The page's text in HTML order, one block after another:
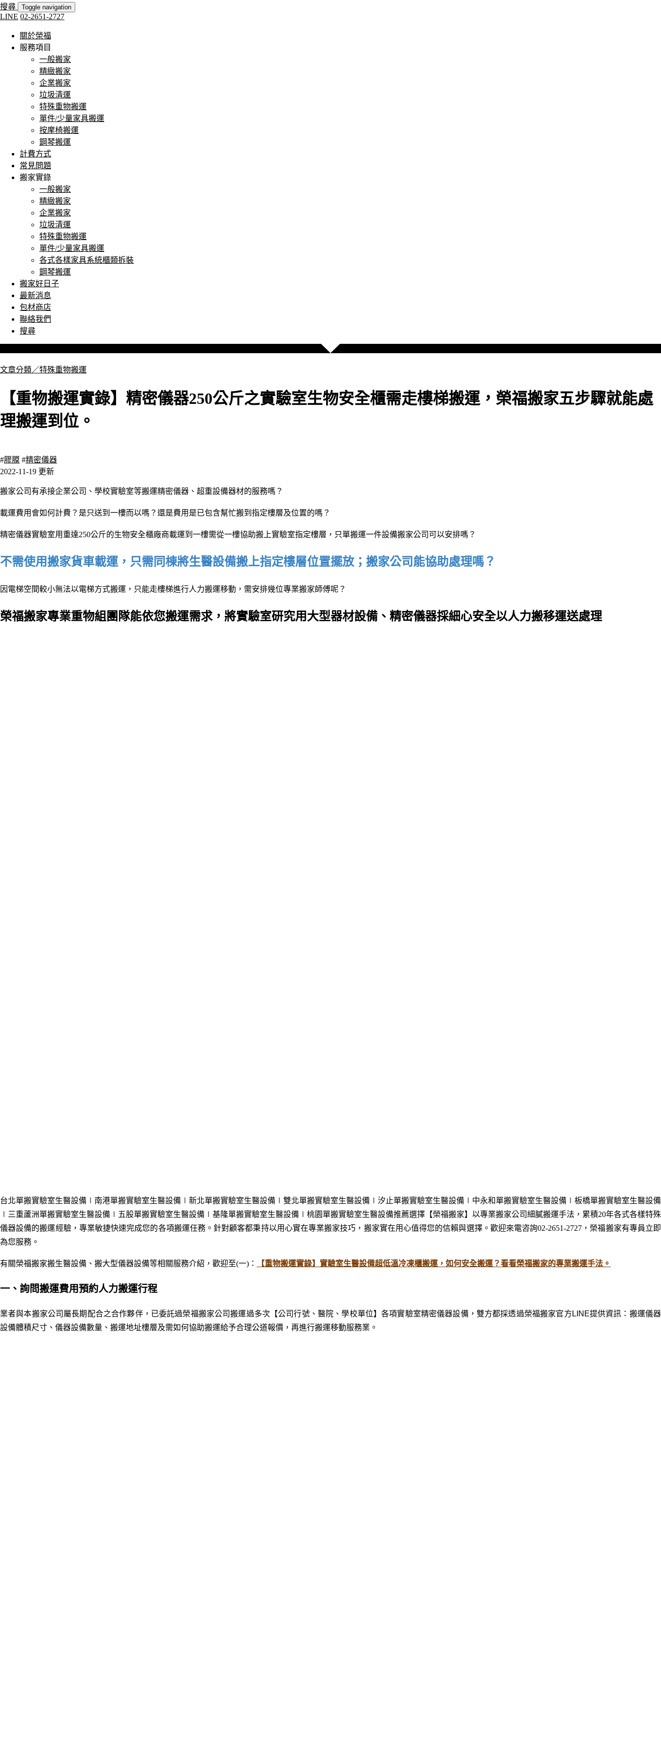
搜尋 Toggle navigation
LINE 02-2651-2727
關於榮福
服務項目
一般搬家
精緻搬家
企業搬家
垃圾清運
特殊重物搬運
單件/少量家具搬運
按摩椅搬運
鋼琴搬運
計費方式
常見問題
搬家實錄
一般搬家
精緻搬家
企業搬家
垃圾清運
特殊重物搬運
單件/少量家具搬運
各式各樣家具系統櫃類拆裝
鋼琴搬運
搬家好日子
最新消息
包材商店
聯絡我們
搜尋
文章分類／特殊重物搬運
【重物搬運實錄】精密儀器250公斤之實驗室生物安全櫃需走樓梯搬運，榮福搬家五步驟就能處
理搬運到位。
#膠膜 #精密儀器
2022-11-19 更新
搬家公司有承接企業公司、學校實驗室等搬運精密儀器、超重設備器材的服務嗎 ？
載運費用會如何計費 ？是只送到一樓而以嗎 ？還是費用是已包含幫忙搬到指定樓層及位置的嗎 ？
精密儀器實驗室用重達250公斤的生物安全櫃廠商載運到一樓需從一樓協助搬上實驗室指定樓層，只單搬運一件設備搬家公司可以安排嗎 ？
不需使用搬家貨車載運，只需同棟將生醫設備搬上指定樓層位置擺放；搬家公司能協助處理嗎 ？
因電梯空間較小無法以電梯方式搬運，只能走樓梯進行人力搬運移動，需安排幾位專業搬家師傅呢 ？
榮福搬家專業重物組團隊能依您搬運需求，將實驗室研究用大型器材設備、精密儀器採細心安全以人力搬移運送處理
台北單搬實驗室生醫設備∣南港單搬實驗室生醫設備∣新北單搬實驗室生醫設備∣雙北單搬實驗室生醫設備∣汐止單搬實驗室生醫設備∣中永和單搬實驗室生醫設備∣板橋單搬實驗室生醫設備
∣三重蘆洲單搬實驗室生醫設備 ∣五股單搬實驗室生醫設備∣基隆單搬實驗室生醫設備∣桃園 單搬實驗室生醫設備推薦選擇【榮福搬家】以專業搬家公司細膩搬運手法，累積20年各式各樣特殊
儀器設備的搬運經驗，專業敏捷快速完成您的各項搬運任務。針對顧客都秉持以用心實在專業搬家技巧，搬家實在用心值得您的信賴與選擇。歡迎來電咨詢02-2651-2727，榮福搬家有專員立即
為您服務。
有關榮福搬家搬生醫設備、搬大型儀器設備等相關服務介紹，歡迎至(一)： 【重物搬運實錄】實驗室生醫設備超低溫冷凍櫃搬運，如何安全搬運？看看榮福搬家的專業搬運手法。
一、詢問搬運費用預約人力搬運行程
業者與本搬家公司屬長期配合之合作夥伴， 已委託過榮福搬家公司搬運過多次【公司行號、醫院、學校單位】各項實驗室精密儀器設備，雙方都採透過榮福搬家官方LINE提供資訊：搬運儀器
設備體積尺寸、儀器設備數量 、 搬運地址樓層及需如何協助搬運給予合理公道報價，再進行搬運移動服務業。